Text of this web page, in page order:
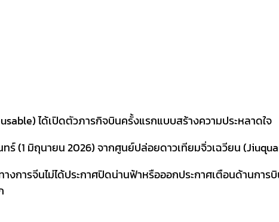
ได้เปิดตัวภารกิจบินครั้งแรกแบบสร้างความประหลาดใจ
ร์ (1 มิถุนายน 2026) จากศูนย์ปล่อยดาวเทียมจิ่วเฉวียน
งการจีนไม่ได้ประกาศปิดน่านฟ้าหรือออกประกาศเตือนด้านก